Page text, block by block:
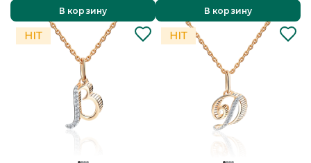
В корзину
В корзину